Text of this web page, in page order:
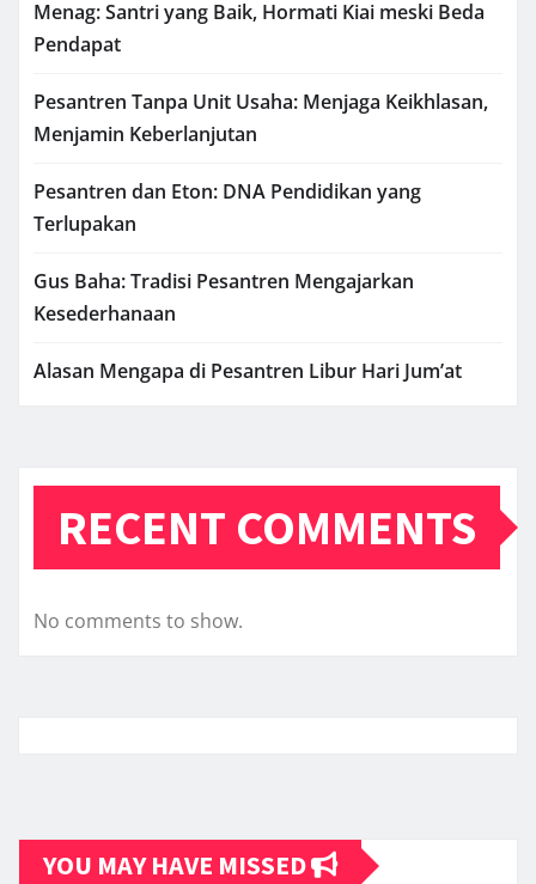
Menag: Santri yang Baik, Hormati Kiai meski Beda
Pendapat
Pesantren Tanpa Unit Usaha: Menjaga Keikhlasan,
Menjamin Keberlanjutan
Pesantren dan Eton: DNA Pendidikan yang
Terlupakan
Gus Baha: Tradisi Pesantren Mengajarkan
Kesederhanaan
Alasan Mengapa di Pesantren Libur Hari Jum’at
RECENT COMMENTS
No comments to show.
YOU MAY HAVE MISSED